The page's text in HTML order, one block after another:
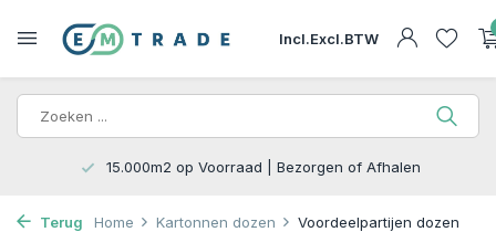
Incl.Excl.BTW
15.000m2 op Voorraad | Bezorgen of Afhalen
Terug Home Kartonnen dozen Voordeelpartijen dozen